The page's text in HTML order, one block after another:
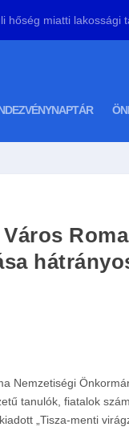
hőség miatti lakossági
Nemzetiségi
tanulók, fiatalok
„Tisza-menti